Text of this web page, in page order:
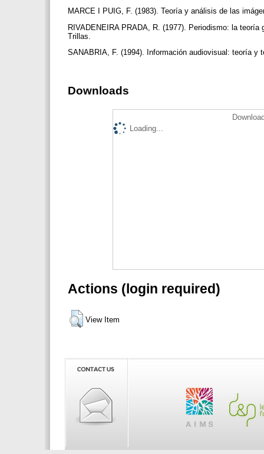
MARCE I PUIG, F. (1983). Teoría y análisis de las
RIVADENEIRA PRADA, R. (1977). Periodismo: la
Trillas.
SANABRIA, F. (1994). Información audiovisual: teoría
Downloads
Loading...
Actions (login required)
View Item